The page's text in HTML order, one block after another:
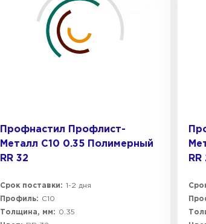
Профнастил Профлист-
Металл C10 0.35 Полимерный
RR 32
Срок поставки: 1-2 дня
Профиль:
C10
Толщина, мм:
0.35
RR